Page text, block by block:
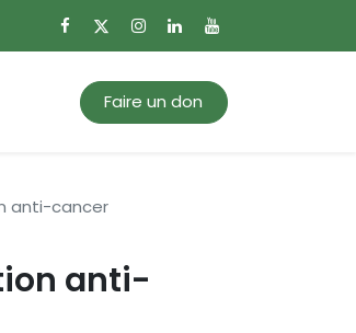
Faire un don
anti-cancer
anti-